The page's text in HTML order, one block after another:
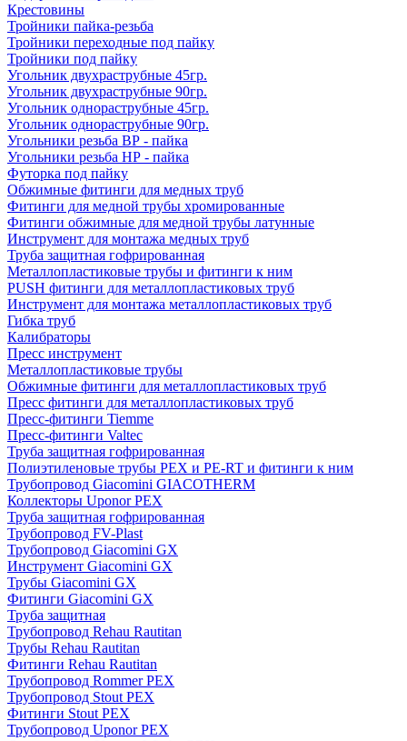
Крестовины
Тройники пайка-резьба
Тройники переходные под пайку
Тройники под пайку
Угольник двухраструбные 45гр.
Угольник двухраструбные 90гр.
Угольник однораструбные 45гр.
Угольник однораструбные 90гр.
Угольники резьба ВР - пайка
Угольники резьба НР - пайка
Футорка под пайку
Обжимные фитинги для медных труб
Фитинги для медной трубы хромированные
Фитинги обжимные для медной трубы латунные
Инструмент для монтажа медных труб
Труба защитная гофрированная
Металлопластиковые трубы и фитинги к ним
PUSH фитинги для металлопластиковых труб
Инструмент для монтажа металлопластиковых труб
Гибка труб
Калибраторы
Пресс инструмент
Металлопластиковые трубы
Обжимные фитинги для металлопластиковых труб
Пресс фитинги для металлопластиковых труб
Пресс-фитинги Tiemme
Пресс-фитинги Valtec
Труба защитная гофрированная
Полиэтиленовые трубы PEX и PE-RT и фитинги к ним
Трубопровод Giacomini GIACOTHERM
Коллекторы Uponor PEX
Труба защитная гофрированная
Трубопровод FV-Plast
Трубопровод Giacomini GX
Инструмент Giacomini GX
Трубы Giacomini GX
Фитинги Giacomini GX
Труба защитная
Трубопровод Rehau Rautitan
Трубы Rehau Rautitan
Фитинги Rehau Rautitan
Трубопровод Rommer PEX
Трубопровод Stout PEX
Фитинги Stout PEX
Трубопровод Uponor PEX